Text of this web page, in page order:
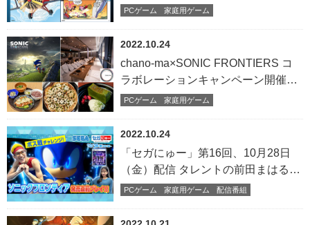
PCゲーム 家庭用ゲーム
2022.10.24
PCゲーム 家庭用ゲーム
chano-ma×SONIC FRONTIERS コ
ラボレーションキャンペーン開催決
定！
2022.10.24
PCゲーム 家庭用ゲーム 配信番組
「セガにゅー」第16回、10月28日
（金）配信 タレントの前田まはるさ
んと、お笑い芸人のムラムラタムラ
ティア』＆『ゴッサム・ナイツ』を